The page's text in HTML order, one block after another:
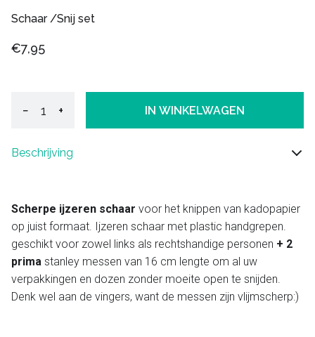
Schaar /Snij set
€7,95
− + IN WINKELWAGEN
Beschrijving
Scherpe ijzeren schaar voor het knippen van kadopapier
op juist formaat. Ijzeren schaar met plastic handgrepen.
geschikt voor zowel links als rechtshandige personen + 2
prima stanley messen van 16 cm lengte om al uw
verpakkingen en dozen zonder moeite open te snijden.
Denk wel aan de vingers, want de messen zijn vlijmscherp:)